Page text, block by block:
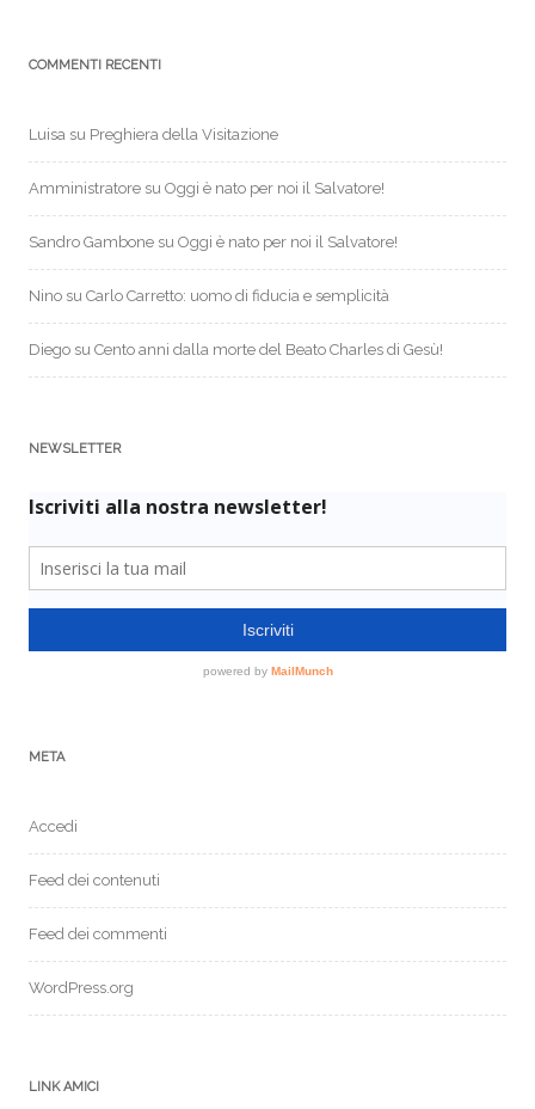
COMMENTI RECENTI
Luisa su Preghiera della Visitazione
Amministratore su Oggi è nato per noi il Salvatore!
Sandro Gambone su Oggi è nato per noi il Salvatore!
Nino su Carlo Carretto: uomo di fiducia e semplicità
Diego su Cento anni dalla morte del Beato Charles di Gesù!
NEWSLETTER
META
Accedi
Feed dei contenuti
Feed dei commenti
WordPress.org
LINK AMICI